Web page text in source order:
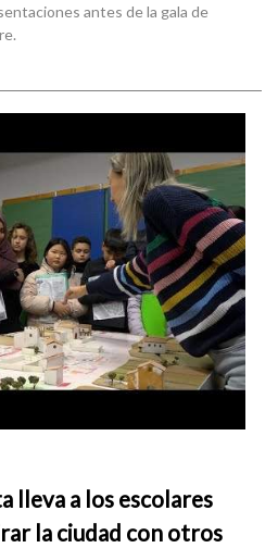
antes de la gala de
lleva a los escolares
la ciudad con otros